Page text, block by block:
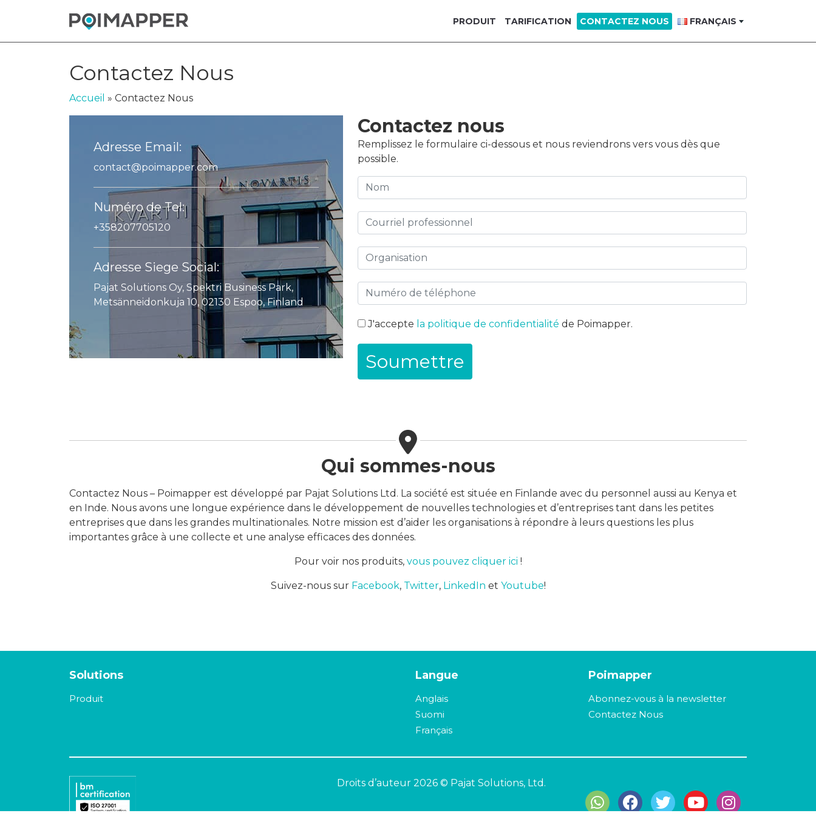
PRODUIT TARIFICATION CONTACTEZ NOUS FRANÇAIS
Contactez Nous
Accueil » Contactez Nous
Adresse Email:
contact@poimapper.com
Numéro de Tel:
+358207705120
Adresse Siege Social:
Pajat Solutions Oy, Spektri Business Park,
Metsänneidonkuja 10, 02130 Espoo, Finland
Contactez nous
Remplissez le formulaire ci-dessous et nous reviendrons vers vous dès que
possible.
J'accepte la politique de confidentialité de Poimapper.
Qui sommes-nous
Contactez Nous – Poimapper est développé par Pajat Solutions Ltd. La société est située en Finlande avec du personnel aussi au Kenya et
en Inde. Nous avons une longue expérience dans le développement de nouvelles technologies et d’entreprises tant dans les petites
entreprises que dans les grandes multinationales. Notre mission est d’aider les organisations à répondre à leurs questions les plus
importantes grâce à une collecte et une analyse efficaces des données.
Pour voir nos produits,vous pouvez cliquer ici !
Suivez-nous sur Facebook, Twitter, LinkedIn et Youtube!
Solutions
Produit
Langue
Anglais
Suomi
Français
Poimapper
Abonnez-vous à la newsletter
Contactez Nous
Droits d’auteur 2026 © Pajat Solutions, Ltd.